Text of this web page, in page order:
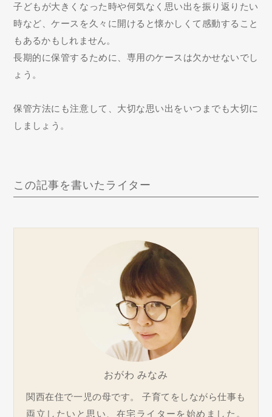
子どもが大きくなった時や何気なく思い出を振り返りたい
時など、ケースを久々に開けると懐かしくて感動すること
もあるかもしれません。
長期的に保管するために、専用のケースは欠かせないでし
ょう。
保管方法にも注意して、大切な思い出をいつまでも大切に
しましょう。
この記事を書いたライター
おがわ みなみ
関西在住で一児の母です。 子育てをしながら仕事も
両立したいと思い、在宅ライターを始めました。